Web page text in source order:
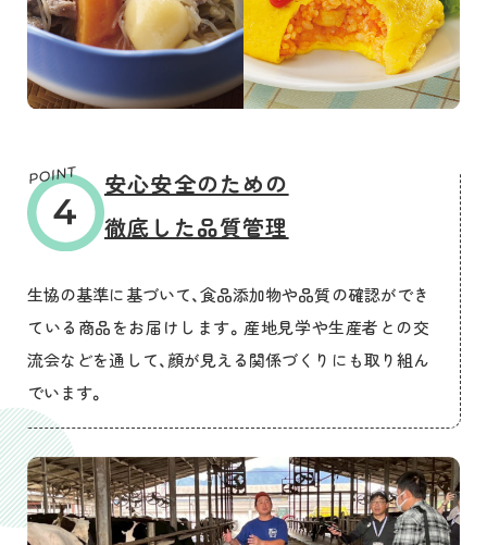
安心安全のための
徹底した品質管理
生協の基準に基づいて、食品添加物や品質の確認ができ
ている商品をお届けします。産地見学や生産者との交
流会などを通して、顔が見える関係づくりにも取り組ん
でいます。